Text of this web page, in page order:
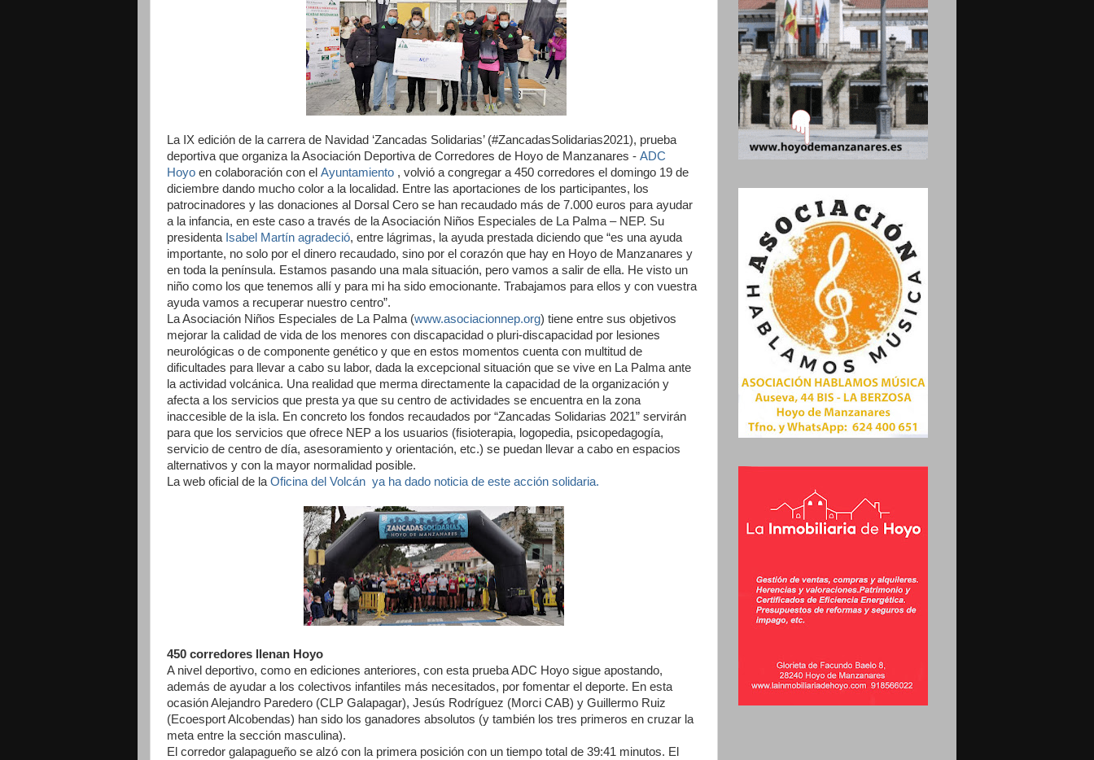
La IX edición de la carrera de Navidad ‘Zancadas Solidarias’ (#ZancadasSolidarias2021), prueba
deportiva que organiza la Asociación Deportiva de Corredores de Hoyo de Manzanares - ADC
Hoyo en colaboración con el Ayuntamiento , volvió a congregar a 450 corredores el domingo 19 de
diciembre dando mucho color a la localidad. Entre las aportaciones de los participantes, los
patrocinadores y las donaciones al Dorsal Cero se han recaudado más de 7.000 euros para ayudar
a la infancia, en este caso a través de la Asociación Niños Especiales de La Palma – NEP. Su
presidenta Isabel Martín agradeció, entre lágrimas, la ayuda prestada diciendo que “es una ayuda
importante, no solo por el dinero recaudado, sino por el corazón que hay en Hoyo de Manzanares y
en toda la península. Estamos pasando una mala situación, pero vamos a salir de ella. He visto un
niño como los que tenemos allí y para mi ha sido emocionante. Trabajamos para ellos y con vuestra
ayuda vamos a recuperar nuestro centro”.
La Asociación Niños Especiales de La Palma (www.asociacionnep.org) tiene entre sus objetivos
mejorar la calidad de vida de los menores con discapacidad o pluri-discapacidad por lesiones
neurológicas o de componente genético y que en estos momentos cuenta con multitud de
dificultades para llevar a cabo su labor, dada la excepcional situación que se vive en La Palma ante
la actividad volcánica. Una realidad que merma directamente la capacidad de la organización y
afecta a los servicios que presta ya que su centro de actividades se encuentra en la zona
inaccesible de la isla. En concreto los fondos recaudados por “Zancadas Solidarias 2021” servirán
para que los servicios que ofrece NEP a los usuarios (fisioterapia, logopedia, psicopedagogía,
servicio de centro de día, asesoramiento y orientación, etc.) se puedan llevar a cabo en espacios
alternativos y con la mayor normalidad posible.
La web oficial de la Oficina del Volcán ya ha dado noticia de este acción solidaria.
450 corredores llenan Hoyo
A nivel deportivo, como en ediciones anteriores, con esta prueba ADC Hoyo sigue apostando,
además de ayudar a los colectivos infantiles más necesitados, por fomentar el deporte. En esta
ocasión Alejandro Paredero (CLP Galapagar), Jesús Rodríguez (Morci CAB) y Guillermo Ruiz
(Ecoesport Alcobendas) han sido los ganadores absolutos (y también los tres primeros en cruzar la
meta entre la sección masculina).
El corredor galapagueño se alzó con la primera posición con un tiempo total de 39:41 minutos. El